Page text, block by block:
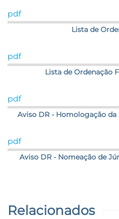
pdf
Lista de
pdf
Lista de Ordenação
pdf
Aviso DR - Homologação da
pdf
Aviso DR - Nomeação de
Relacionados